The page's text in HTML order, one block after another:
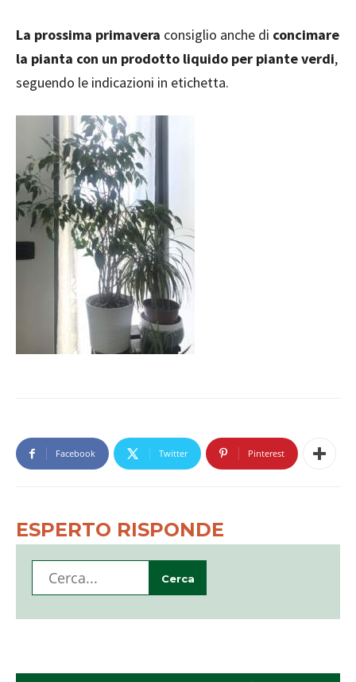
La prossima primavera consiglio anche di concimare
la pianta con un prodotto liquido per piante verdi,
seguendo le indicazioni in etichetta.
Facebook Twitter Pinterest
ESPERTO RISPONDE